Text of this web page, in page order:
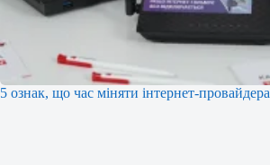
5 ознак, що час міняти інтернет-провайдера